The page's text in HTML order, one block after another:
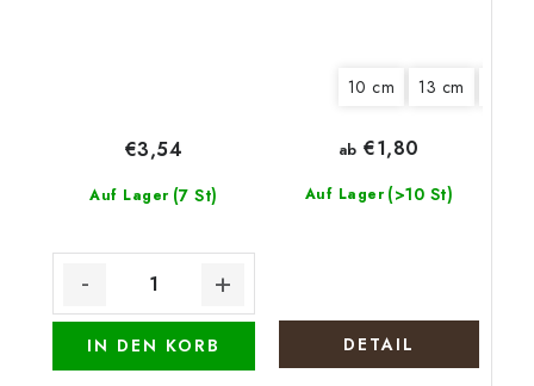
Auf Lager (7 St)
€3,54
IN DEN KORB
10 cm 13 cm
Auf Lager (>10 St)
ab €1,80
DETAIL